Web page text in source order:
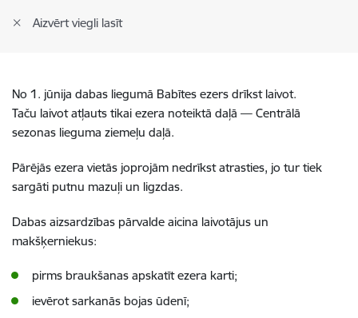
Aizvērt viegli lasīt
No 1. jūnija dabas liegumā Babītes ezers drīkst laivot.
Taču laivot atļauts tikai ezera noteiktā daļā — Centrālā
sezonas lieguma ziemeļu daļā.
Pārējās ezera vietās joprojām nedrīkst atrasties, jo tur tiek
sargāti putnu mazuļi un ligzdas.
Dabas aizsardzības pārvalde aicina laivotājus un
makšķerniekus:
pirms braukšanas apskatīt ezera karti;
ievērot sarkanās bojas ūdenī;